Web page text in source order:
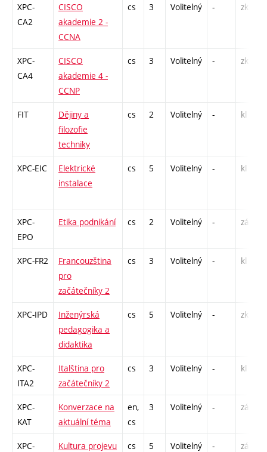
XPC-
CA2
CISCO
akademie 2 -
CCNA
cs 3 Volitelný - zk
XPC-
CA4
CISCO
akademie 4 -
CCNP
cs 3 Volitelný - zk
FIT
Dějiny a
filozofie
techniky
cs 2 Volitelný - kl
XPC-EIC
Elektrické
instalace
cs 5 Volitelný - kl
XPC-
EPO
Etika podnikání cs 2 Volitelný - zá
XPC-FR2
Francouzština
pro
začátečníky 2
cs 3 Volitelný - kl
XPC-IPD
Inženýrská
pedagogika a
didaktika
cs 5 Volitelný - zk
XPC-
ITA2
Italština pro
začátečníky 2
cs 3 Volitelný - kl
XPC-
KAT
Konverzace na
aktuální téma
en,
cs
3 Volitelný - zá,zk
XPC-
Kultura projevu
cs 5 Volitelný - zá